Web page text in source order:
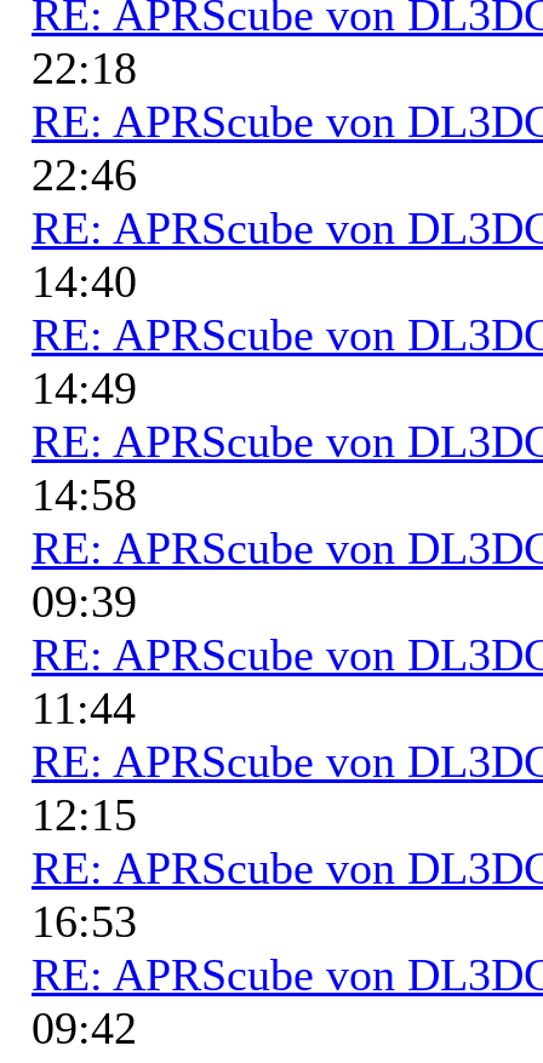
RE: APRScube von
22:18
RE: APRScube von
22:46
RE: APRScube von
14:40
RE: APRScube von
14:49
RE: APRScube von
14:58
RE: APRScube von
09:39
RE: APRScube von
11:44
RE: APRScube von
12:15
RE: APRScube von
16:53
RE: APRScube von
09:42